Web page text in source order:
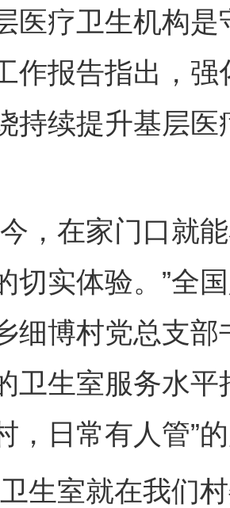
疗卫生机构是
作报告指出，
持续提升基层
在家门口就能
切实体验。”全
细博村党总支
卫生室服务水
，日常有人管”
室就在我们村